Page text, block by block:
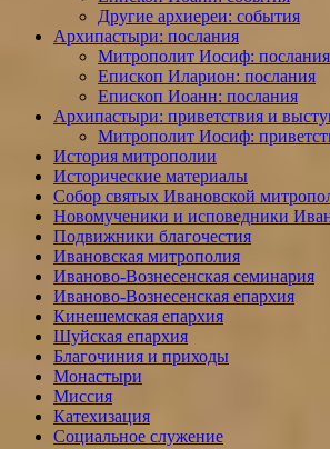
Другие архиереи: события
Архипастыри: послания
Митрополит Иосиф: послания
Епископ Иларион: послания
Епископ Иоанн: послания
Архипастыри: приветствия и
Митрополит Иосиф:
История митрополии
Исторические материалы
Собор святых Ивановской
Новомученики и исповедники
Подвижники благочестия
Ивановская митрополия
Иваново-Вознесенская семинария
Иваново-Вознесенская епархия
Кинешемская епархия
Шуйская епархия
Благочиния и приходы
Монастыри
Миссия
Катехизация
Социальное служение